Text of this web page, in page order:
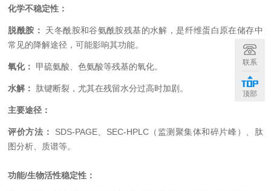
化学不稳定性：
脱酰胺：
天冬酰胺和谷氨酰胺残基的水解，是纤维蛋白原在储存中
常见的降解途径，可能影响其功能。
氧化： 甲硫氨酸、色氨酸等残基的氧化。
水解： 肽键断裂，尤其在残留水分过高时加剧。
主要途径：
评价方法：
SDS-PAGE、SEC-HPLC（监测聚集体和碎片峰）、肽
图分析、质谱等。
功能/生物活性稳定性：
联系
顶部